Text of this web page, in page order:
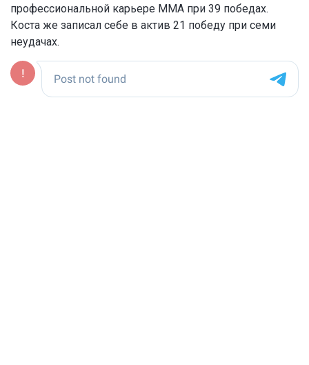
профессиональной карьере MMA при 39 победах.
Коста же записал себе в актив 21 победу при семи
неудачах.